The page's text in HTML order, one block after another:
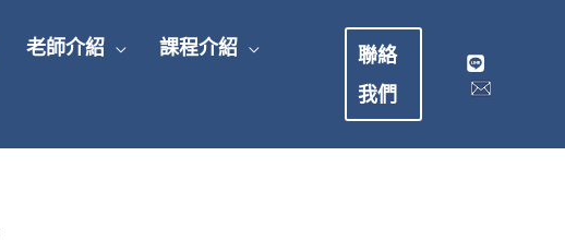
老師介紹 課程介紹
聯絡
我們